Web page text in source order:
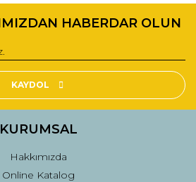
teşekkür ederiz.
bozuk veya görüntülenemiyor.
eksik bilgiler bulunuyor.
daha pahalı.
HABERDAR OLUN
KAYDOL
KURUMSAL
Hakkımızda
Online Katalog